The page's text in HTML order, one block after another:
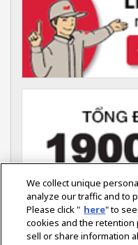
YANMAR VIỆT NAM (Nông
Tầng 7, Tòa Nhà ITAXA,
126 Nguyễn Thị Minh Khai,
We collect unique
analyze our traffic and to
Please click " here" to
cookies and the retention
sell or share information